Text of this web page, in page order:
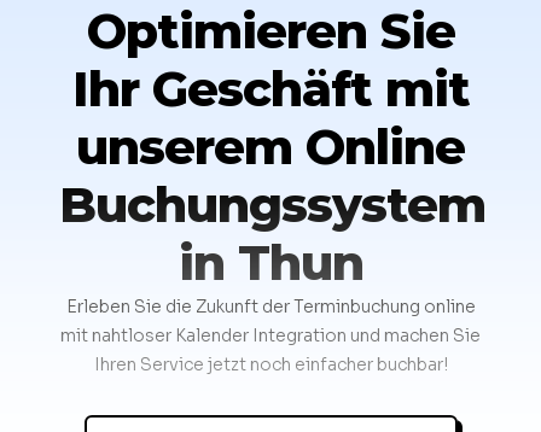
Optimieren Sie
Ihr Geschäft mit
unserem Online
Buchungssystem
in Thun
Erleben Sie die Zukunft der Terminbuchung online
mit nahtloser Kalender Integration und machen Sie
Ihren Service jetzt noch einfacher buchbar!